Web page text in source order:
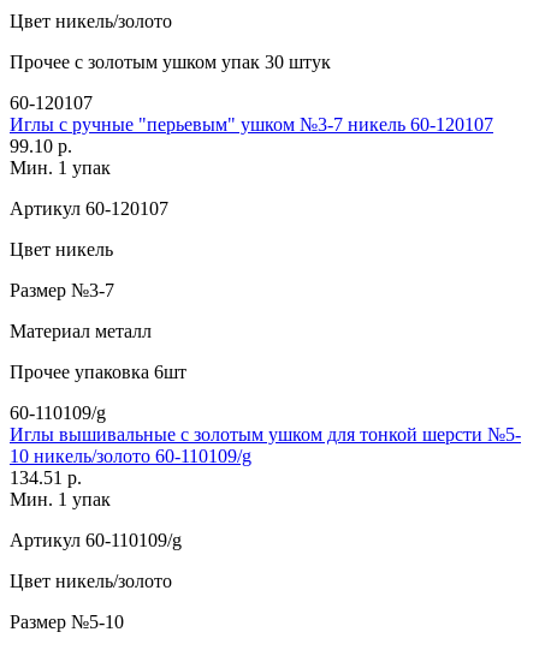
Цвет никель/золото
Прочее с золотым ушком упак 30 штук
60-120107
Иглы с ручные "перьевым" ушком №3-7 никель 60-120107
99.10 р.
Мин. 1 упак
Артикул 60-120107
Цвет никель
Размер №3-7
Материал металл
Прочее упаковка 6шт
60-110109/g
Иглы вышивальные с золотым ушком для тонкой шерсти №5-
10 никель/золото 60-110109/g
134.51 р.
Мин. 1 упак
Артикул 60-110109/g
Цвет никель/золото
Размер №5-10